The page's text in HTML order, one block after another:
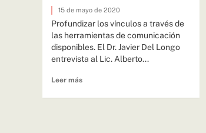
15 de mayo de 2020
Profundizar los vínculos a través de
las herramientas de comunicación
disponibles. El Dr. Javier Del Longo
entrevista al Lic. Alberto...
Leer más